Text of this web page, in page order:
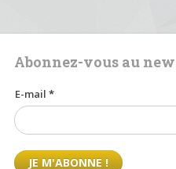
Abonnez-vous au
E-mail*